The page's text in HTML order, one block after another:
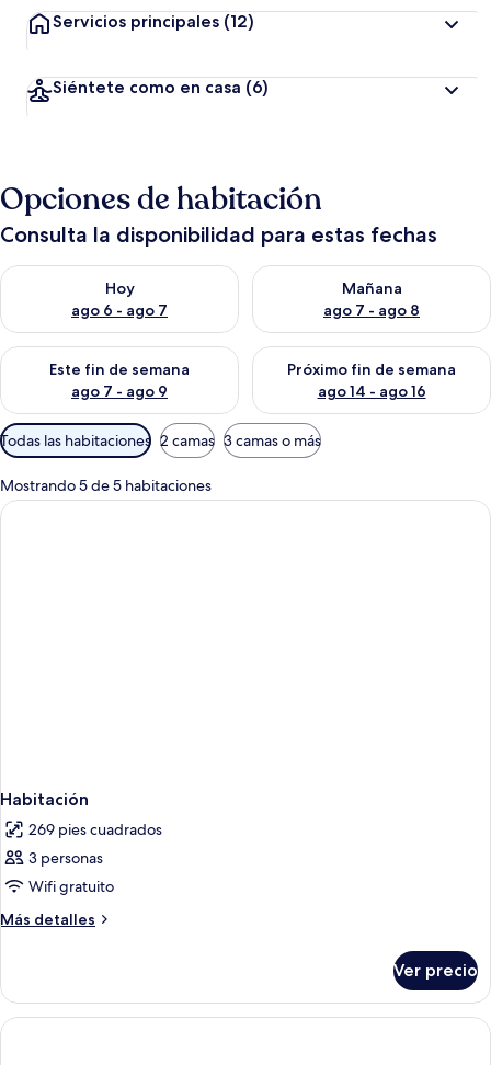
t
a
e
v
i
a
o
Servicios principales (12)
Siéntete como en casa (6)
Opciones de habitación
Consulta la disponibilidad para estas fechas
Hoy
ago 6 - ago 7
Consulta la disponibilidad para hoy ago 6 - ago 7
Mañana
ago 7 - ago 8
Consulta la disponibilidad
Este fin de semana
ago 7 - ago 9
Consulta la disponibilidad para este fin de semana ago 7 -
Próximo fin de semana
ago 14 - ago 16
Consulta la disponibilidad
Filtros
disponibles
para
las
Todas las habitaciones 2 camas 3 camas o más
Mostrando 5 de 5 habitaciones
Habitación
269 pies cuadrados
3 personas
Wifi gratuito
Más detalles
Más
Ver precio